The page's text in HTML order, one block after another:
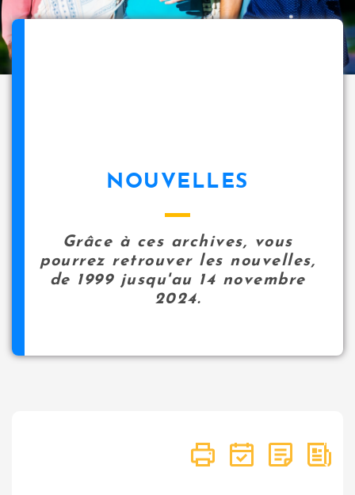
NOUVELLES
Grâce à ces archives, vous
pourrez retrouver les nouvelles,
de 1999 jusqu'au 14 novembre
2024.